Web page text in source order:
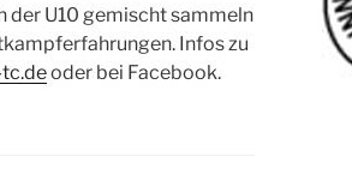
der U10 gemischt sammeln
Infos zu
oder bei Facebook.